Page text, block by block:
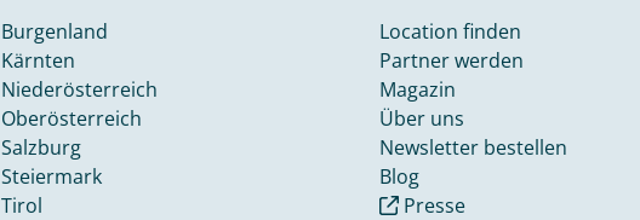
Burgenland
Kärnten
Niederösterreich
Oberösterreich
Salzburg
Steiermark
Tirol
Location finden
Partner werden
Magazin
Über uns
Newsletter bestellen
Blog
Presse